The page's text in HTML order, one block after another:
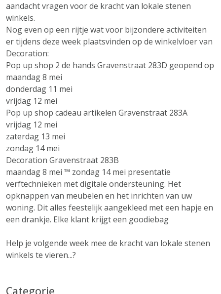
aandacht vragen voor de kracht van lokale stenen
winkels.
Nog even op een rijtje wat voor bijzondere activiteiten
er tijdens deze week plaatsvinden op de winkelvloer van
Decoration:
Pop up shop 2 de hands Gravenstraat 283D geopend op
maandag 8 mei
donderdag 11 mei
vrijdag 12 mei
Pop up shop cadeau artikelen Gravenstraat 283A
vrijdag 12 mei
zaterdag 13 mei
zondag 14 mei
Decoration Gravenstraat 283B
maandag 8 mei ™ zondag 14 mei presentatie
verftechnieken met digitale ondersteuning. Het
opknappen van meubelen en het inrichten van uw
woning. Dit alles feestelijk aangekleed met een hapje en
een drankje. Elke klant krijgt een goodiebag
Help je volgende week mee de kracht van lokale stenen
winkels te vieren...?
Categorie